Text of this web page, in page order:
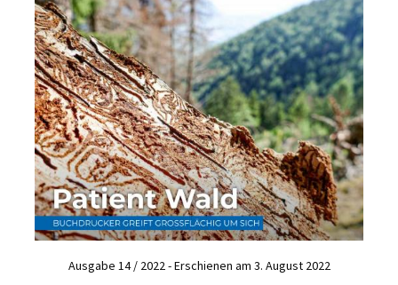
Ausgabe 14 / 2022 - Erschienen am 3. August 2022